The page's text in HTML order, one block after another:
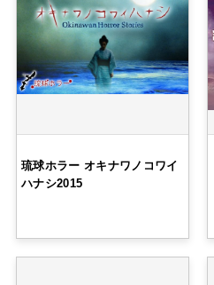
琉球ホラー オキナワノコワイ
ハナシ2015